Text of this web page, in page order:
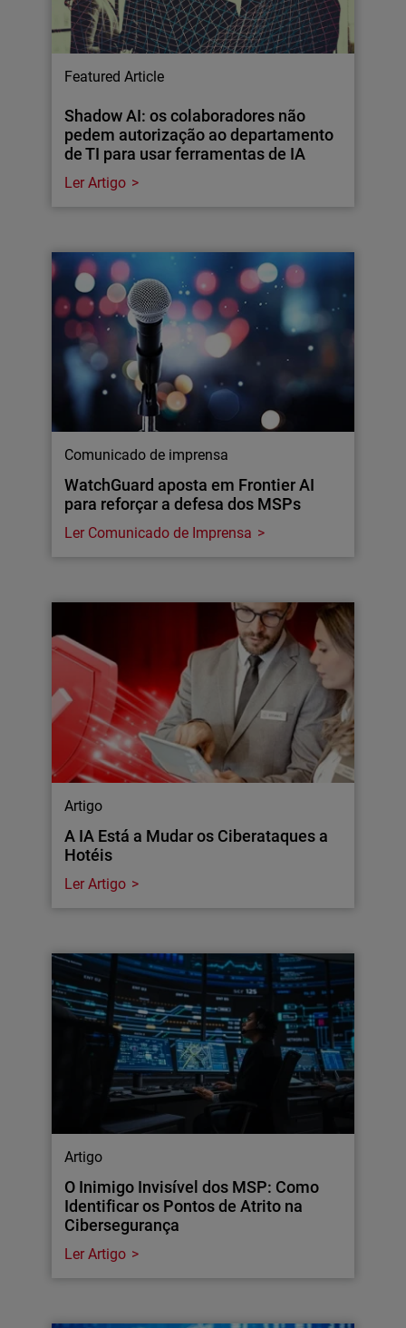
Featured Article
Shadow AI: os colaboradores não
pedem autorização ao departamento
de TI para usar ferramentas de IA
Ler Artigo
Comunicado de imprensa
WatchGuard aposta em Frontier AI
para reforçar a defesa dos MSPs
Ler Comunicado de Imprensa
Artigo
A IA Está a Mudar os Ciberataques a
Hotéis
Ler Artigo
Artigo
O Inimigo Invisível dos MSP: Como
Identificar os Pontos de Atrito na
Cibersegurança
Ler Artigo